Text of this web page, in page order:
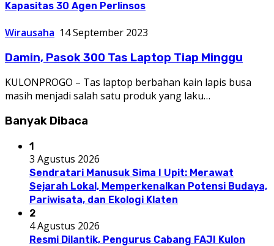
Kapasitas 30 Agen Perlinsos
Wirausaha 14 September 2023
Damin, Pasok 300 Tas Laptop Tiap Minggu
KULONPROGO – Tas laptop berbahan kain lapis busa
masih menjadi salah satu produk yang laku…
Banyak Dibaca
1
3 Agustus 2026
Sendratari Manusuk Sima I Upit: Merawat
Sejarah Lokal, Memperkenalkan Potensi Budaya,
Pariwisata, dan Ekologi Klaten
2
4 Agustus 2026
Resmi Dilantik, Pengurus Cabang FAJI Kulon